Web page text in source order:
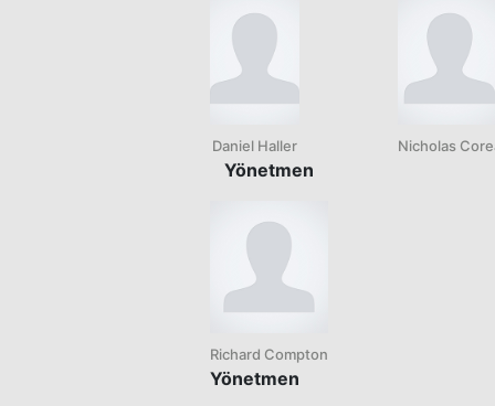
Daniel Haller
Yönetmen
Richard Compton
Yönetmen
Nicholas